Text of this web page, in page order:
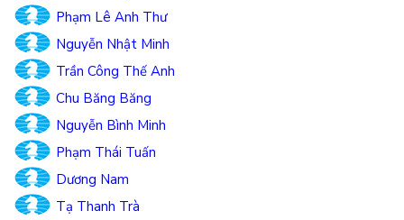
Phạm Lê Anh Thư
Nguyễn Nhật Minh
Trần Công Thế Anh
Chu Băng Băng
Nguyễn Bình Minh
Phạm Thái Tuấn
Dương Nam
Tạ Thanh Trà